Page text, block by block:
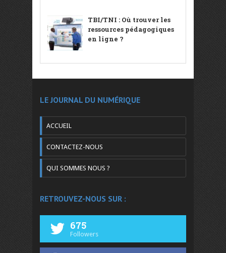
TBI/TNI : Où trouver les
ressources pédagogiques
en ligne ?
LE JOURNAL DU NUMÉRIQUE
ACCUEIL
CONTACTEZ-NOUS
QUI SOMMES NOUS ?
RETROUVEZ-NOUS SUR :
675
Followers